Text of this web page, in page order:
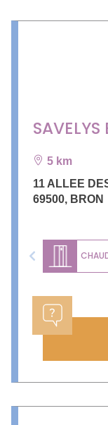
SAVELYS
5 km
11 ALLEE
69500, BRON
Previous